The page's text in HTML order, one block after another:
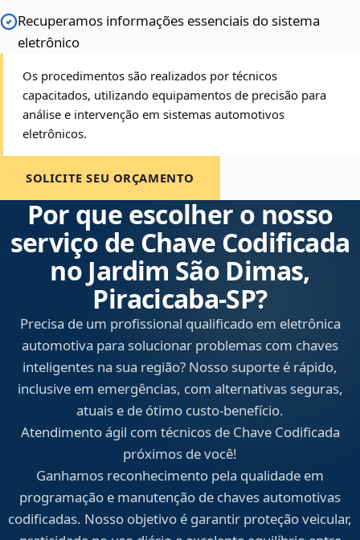
Recuperamos informações essenciais do sistema
eletrônico
Os procedimentos são realizados por técnicos
capacitados, utilizando equipamentos de precisão para
análise e intervenção em sistemas automotivos
eletrônicos.
SOLICITE SEU ORÇAMENTO
Por que escolher o nosso
serviço de Chave Codificada
no Jardim São Dimas,
Piracicaba‑SP?
Precisa de um profissional qualificado em eletrônica
automotiva para solucionar problemas com chaves
inteligentes na sua região? Nosso suporte é rápido,
inclusive em emergências, com alternativas seguras,
atuais e de ótimo custo-benefício.
Atendimento ágil com técnicos de Chave Codificada
próximos de você!
Ganhamos reconhecimento pela qualidade em
programação e manutenção de chaves automotivas
codificadas. Nosso objetivo é garantir proteção veicular,